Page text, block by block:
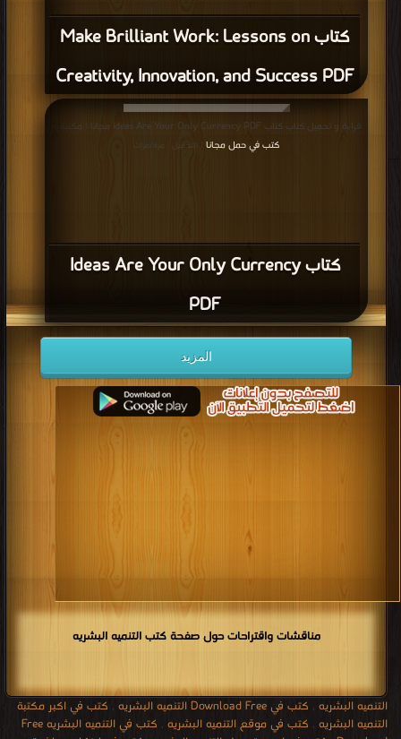
كتاب Make Brilliant Work: Lessons on
Creativity, Innovation, and Success PDF
كتاب Ideas Are Your Only Currency
PDF
قراءة و تحميل كتاب كتاب Ideas Are Your Only Currency PDF مجانا | مكتبة >
كتب في حمل مجانا | التحميل : مرة/مرات
المزيد
مناقشات واقتراحات حول صفحة كتب التنميه البشريه
التنميه البشريه , كتب في Download Free التنميه البشريه , كتب في اكبر مكتبة
التنميه البشريه , كتب في موقع التنميه البشريه ,
كتب في التنميه البشريه Free